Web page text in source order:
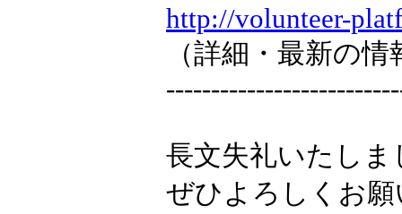
http://volunteer-
（詳細・最新の
長文失礼いたしま
ぜひよろしくお